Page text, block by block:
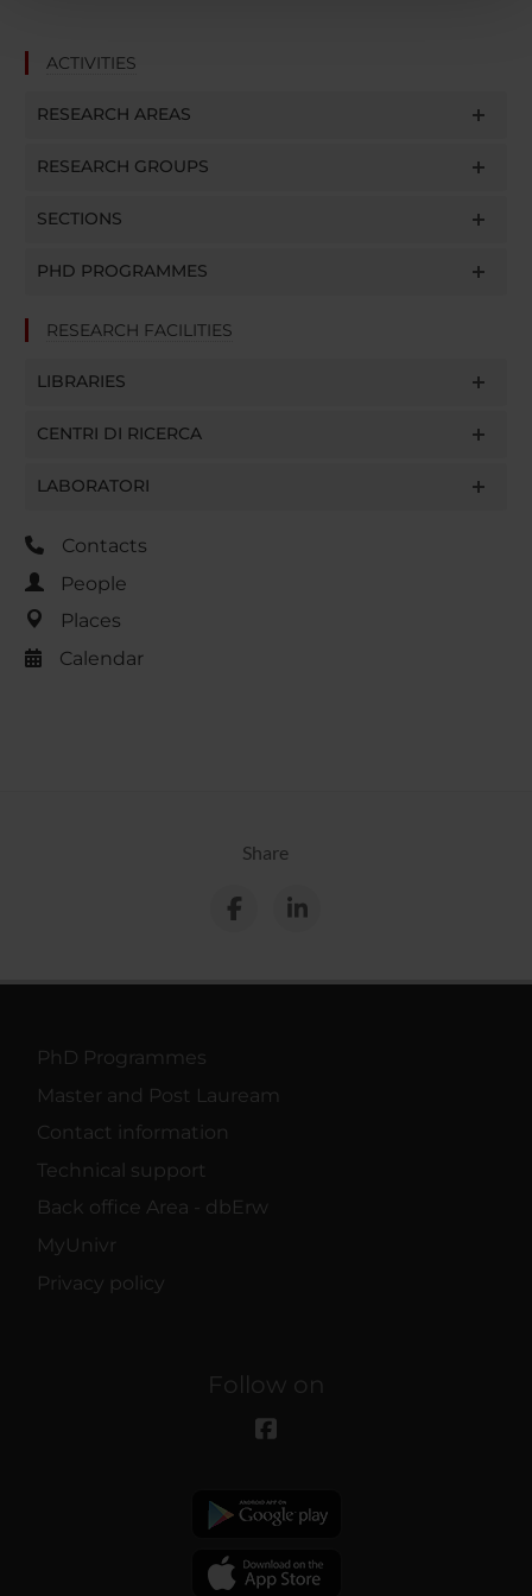
raccolto dal tuo utilizzo dei loro servizi.
ACTIVITIES
RESEARCH AREAS
RESEARCH GROUPS
SECTIONS
PHD PROGRAMMES
RESEARCH FACILITIES
LIBRARIES
CENTRI DI RICERCA
LABORATORI
Contacts
People
Places
Calendar
Share
PhD Programmes
Master and Post Lauream
Contact information
Technical support
Back office Area - dbErw
MyUnivr
Privacy policy
Follow on